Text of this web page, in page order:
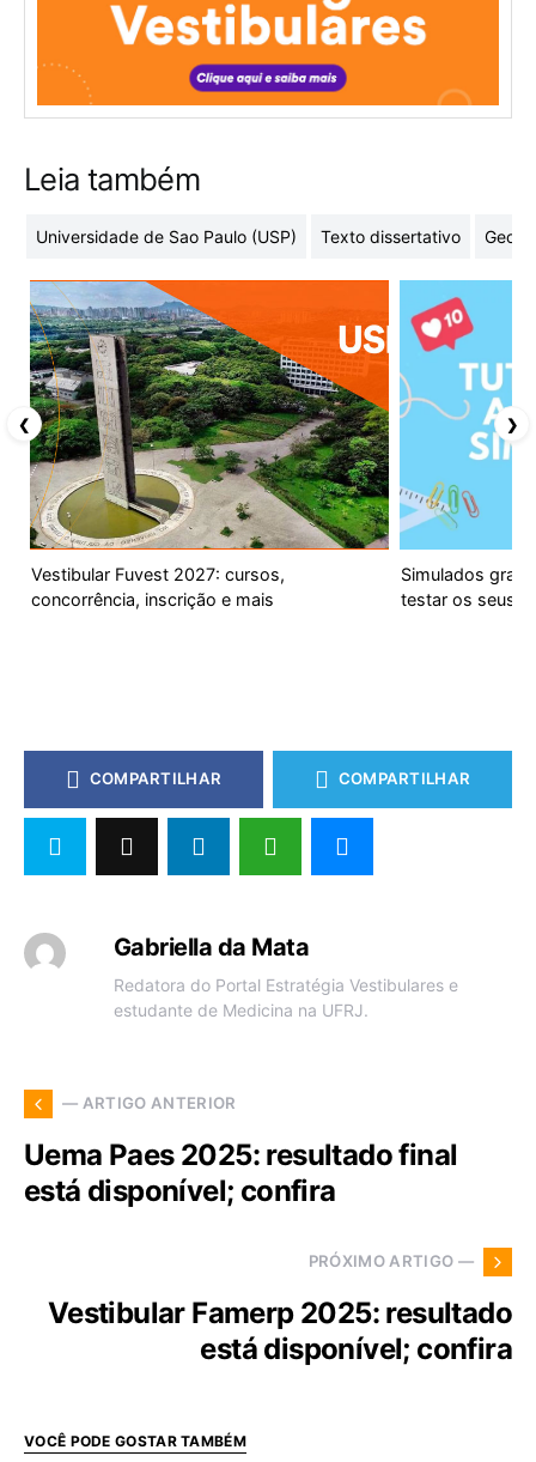
Leia também
Universidade de Sao Paulo (USP) Texto dissertativo
Vestibular Fuvest 2027: cursos,
concorrência, inscrição e mais
Simulados
testar os seus
❮ ❯
COMPARTILHAR COMPARTILHAR
Gabriella da Mata
Redatora do Portal Estratégia Vestibulares e
estudante de Medicina na UFRJ.
— ARTIGO ANTERIOR
Uema Paes 2025: resultado final
está disponível; confira
PRÓXIMO ARTIGO —
Vestibular Famerp 2025: resultado
está disponível; confira
VOCÊ PODE GOSTAR TAMBÉM